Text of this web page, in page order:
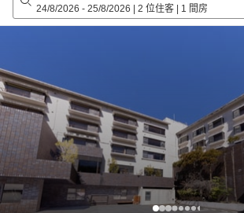
24/8/2026 - 25/8/2026 | 2 位住客 | 1 間房